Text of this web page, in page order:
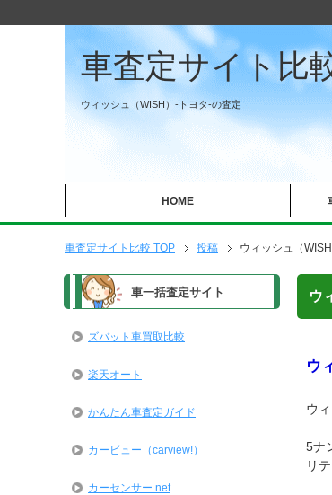
車査定サイト比
ウィッシュ（WISH）-トヨタ-の査定
HOME
車査定サイト比較 TOP 投稿 ウィッシュ（
ウ
ウ
ウ
5ナ
リ
車一括査定サイト
ズバット車買取比較
楽天オート
かんたん車査定ガイド
カービュー（carview!）
カーセンサー.net